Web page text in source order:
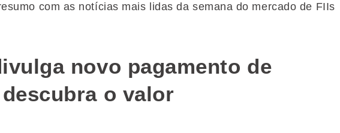
com as notícias mais lidas da semana do mercado de FIIs
novo pagamento de
o valor